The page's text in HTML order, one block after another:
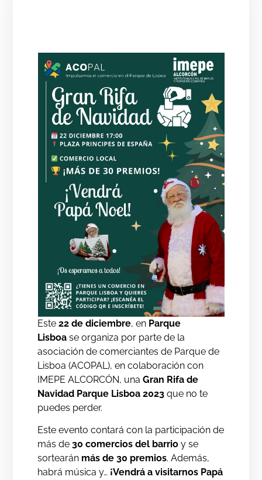
Este22 de diciembre, en Parque
Lisboa se organiza por parte de la
asociación de comerciantes de Parque de
Lisboa (ACOPAL), en colaboración con
IMEPE ALCORCÓN, unaGran Rifa de
Navidad Parque Lisboa 2023 que no te
puedes perder.
Este evento contará con la participación de
más de30 comercios del barrioy se
sortearán más de 30 premios. Además,
habrá música y… ¡Vendrá a visitarnos Papá